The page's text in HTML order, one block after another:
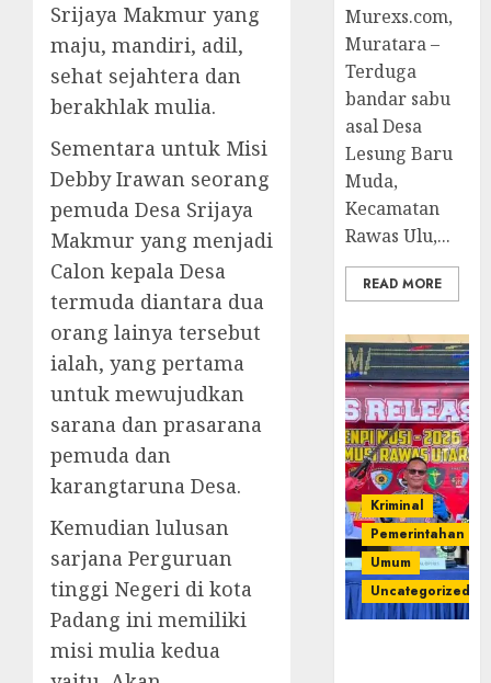
Srijaya Makmur yang
maju, mandiri, adil,
sehat sejahtera dan
berakhlak mulia.
Sementara untuk Misi
Debby Irawan seorang
pemuda Desa Srijaya
Makmur yang menjadi
Calon kepala Desa
termuda diantara dua
orang lainya tersebut
ialah, yang pertama
untuk mewujudkan
sarana dan prasarana
pemuda dan
karangtaruna Desa.
Kemudian lulusan
sarjana Perguruan
tinggi Negeri di kota
Padang ini memiliki
misi mulia kedua
Murexs.com,
Muratara –
Terduga
bandar sabu
asal Desa
Lesung Baru
Muda,
Kecamatan
Rawas Ulu,...
READ MORE
Kriminal
Pemerintahan
Umum
Uncategorized